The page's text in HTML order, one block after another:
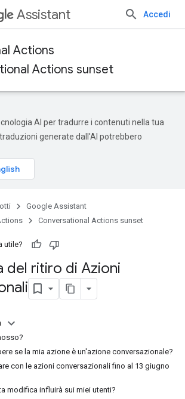
Assistant Accedi
Actions
Actions sunset
AI per tradurre i contenuti nella tua
generate dall'AI potrebbero
Google Assistant
Conversational Actions sunset
utile?
del ritiro di Azioni
se la mia azione è un'azione conversazionale?
con le azioni conversazionali fino al 13 giugno
modifica influirà sui miei utenti?